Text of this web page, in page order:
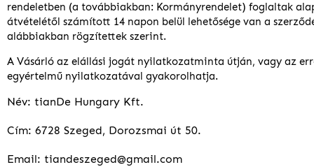
rendeletben (a továbbiakban: Kormányrendelet) foglaltak
átvételétől számított 14 napon belül lehetősége van a
alábbiakban rögzítettek szerint.
A Vásárló az elállási jogát nyilatkozatminta útján, vagy az
egyértelmű nyilatkozatával gyakorolhatja.
Név: tianDe Hungary Kft.
Cím: 6728 Szeged, Dorozsmai út 50.
Email: tiandeszeged@gmail.com